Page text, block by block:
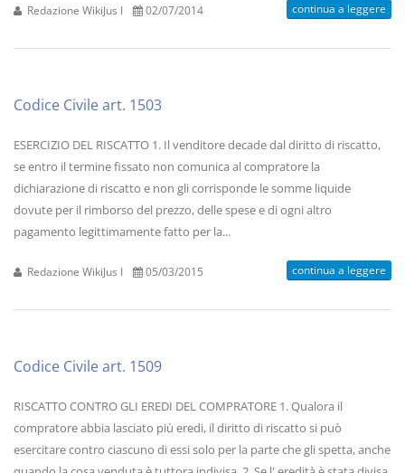
Redazione WikiJus I 02/07/2014 continua a leggere
Codice Civile art. 1503
ESERCIZIO DEL RISCATTO 1. Il venditore decade dal diritto di riscatto,
se entro il termine fissato non comunica al compratore la
dichiarazione di riscatto e non gli corrisponde le somme liquide
dovute per il rimborso del prezzo, delle spese e di ogni altro
pagamento legittimamente fatto per la...
Redazione WikiJus I 05/03/2015 continua a leggere
Codice Civile art. 1509
RISCATTO CONTRO GLI EREDI DEL COMPRATORE 1. Qualora il
compratore abbia lasciato più eredi, il diritto di riscatto si può
esercitare contro ciascuno di essi solo per la parte che gli spetta, anche